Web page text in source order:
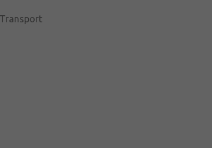
Transport